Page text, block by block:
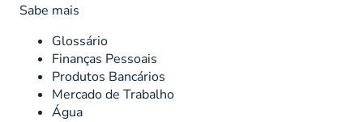
Sabe mais
Glossário
Finanças Pessoais
Produtos Bancários
Mercado de Trabalho
Água